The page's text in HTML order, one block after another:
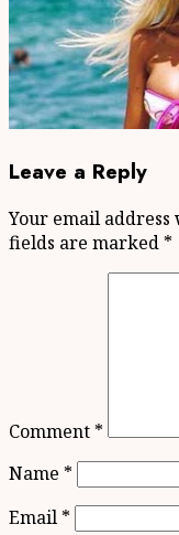
Leave a Reply
Your email
fields are marked *
Comment *
Name *
Email *